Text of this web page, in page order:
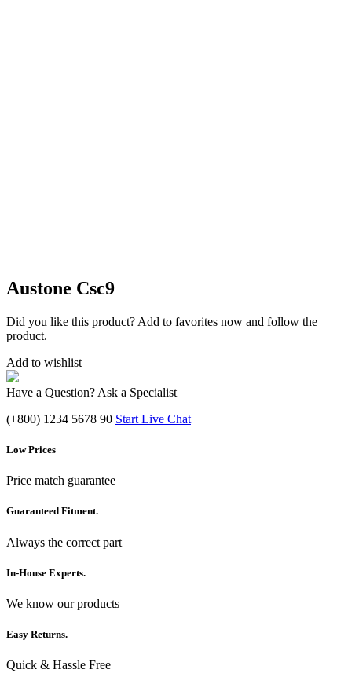
Austone Csc9
Did you like this product? Add to favorites now and follow the
product.
Add to wishlist
Have a Question? Ask a Specialist
(+800) 1234 5678 90 Start Live Chat
Low Prices
Price match guarantee
Guaranteed Fitment.
Always the correct part
In-House Experts.
We know our products
Easy Returns.
Quick & Hassle Free